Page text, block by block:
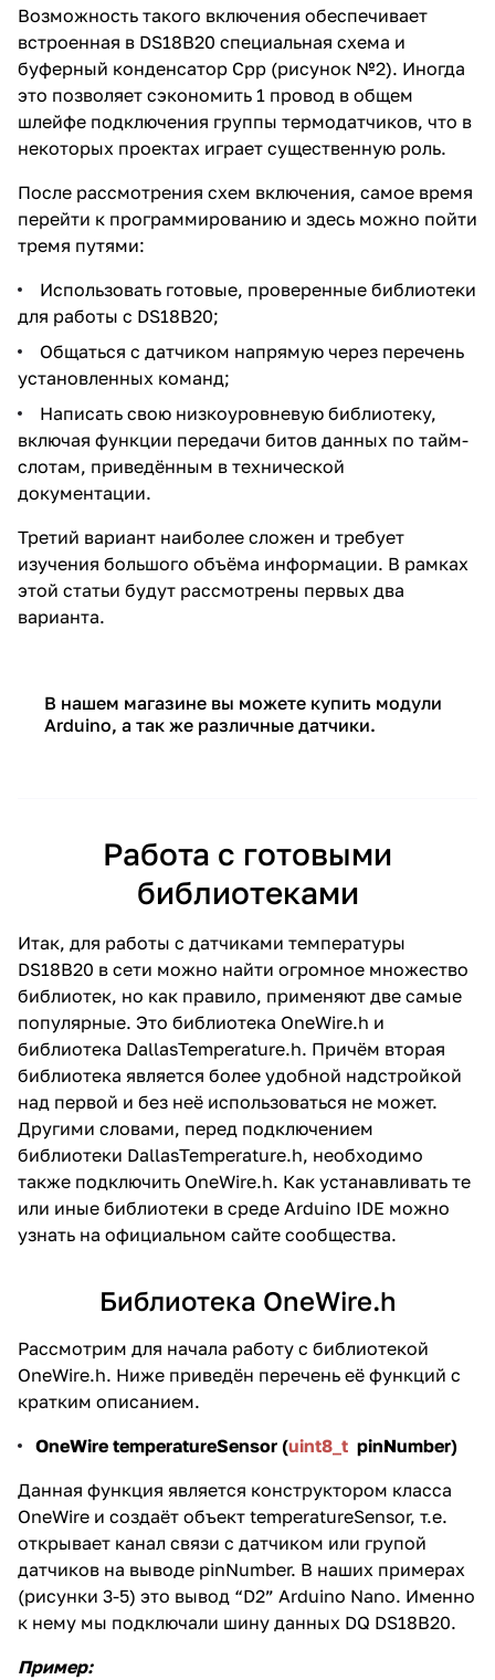
Возможность такого включения обеспечивает
встроенная в DS18B20 специальная схема и
буферный конденсатор Срр (рисунок №2). Иногда
это позволяет сэкономить 1 провод в общем
шлейфе подключения группы термодатчиков, что в
некоторых проектах играет существенную роль.
После рассмотрения схем включения, самое время
перейти к программированию и здесь можно пойти
тремя путями:
Использовать готовые, проверенные библиотеки
для работы с DS18B20;
Общаться с датчиком напрямую через перечень
установленных команд;
Написать свою низкоуровневую библиотеку,
включая функции передачи битов данных по тайм-
слотам, приведённым в технической
документации.
Третий вариант наиболее сложен и требует
изучения большого объёма информации. В рамках
этой статьи будут рассмотрены первых два
варианта.
В нашем магазине вы можете купить модули
Arduino, а так же различные датчики.
Работа с готовыми
библиотеками
Итак, для работы с датчиками температуры
DS18B20 в сети можно найти огромное множество
библиотек, но как правило, применяют две самые
популярные. Это библиотека OneWire.h и
библиотека DallasTemperature.h. Причём вторая
библиотека является более удобной надстройкой
над первой и без неё использоваться не может.
Другими словами, перед подключением
библиотеки DallasTemperature.h, необходимо
также подключить OneWire.h. Как устанавливать те
или иные библиотеки в среде Arduino IDE можно
узнать на официальном сайте сообщества.
Библиотека OneWire.h
Рассмотрим для начала работу с библиотекой
OneWire.h. Ниже приведён перечень её функций с
кратким описанием.
OneWire temperatureSensor (uint8_t pinNumber)
Данная функция является конструктором класса
OneWire и создаёт объект temperatureSensor, т.е.
открывает канал связи с датчиком или групой
датчиков на выводе pinNumber. В наших примерах
(рисунки 3-5) это вывод “D2” Arduino Nano. Именно
к нему мы подключали шину данных DQ DS18B20.
Пример: